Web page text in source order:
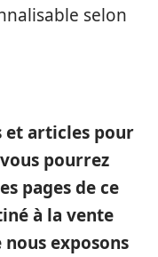
selon
et articles pour
pourrez
pages de ce
à la vente
nous exposons